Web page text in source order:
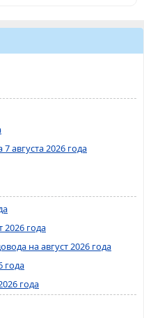
августа 2026 года
2026 года
на август 2026 года
года
года